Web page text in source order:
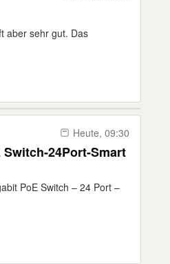
aber sehr gut. Das
Heute, 09:30
Switch-24Port-Smart
PoE Switch – 24 Port –